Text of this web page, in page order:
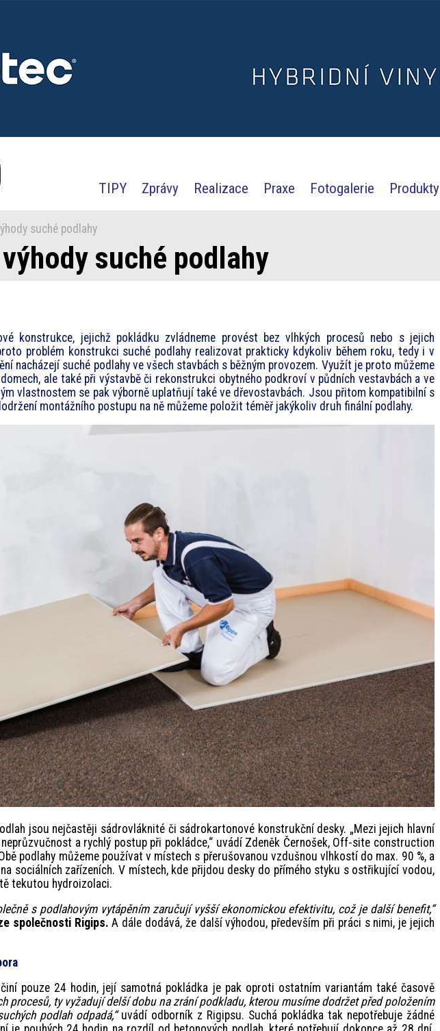
TIPY Zprávy Realizace Praxe Fotogalerie Produkty
suché podlahy
suché podlahy
konstrukce, jejichž pokládku zvládneme provést bez vlhkých procesů nebo s jejich
problém konstrukci suché podlahy realizovat prakticky kdykoliv během roku, tedy i v
nacházejí suché podlahy ve všech stavbách s běžným provozem. Využít je proto můžeme
ale také při výstavbě či rekonstrukci obytného podkroví v půdních vestavbách a ve
vlastnostem se pak výborně uplatňují také ve dřevostavbách. Jsou přitom kompatibilní s
montážního postupu na ně můžeme položit téměř jakýkoliv druh finální podlahy.
jsou nejčastěji sádrovláknité či sádrokartonové konstrukční desky. „Mezi jejich hlavní
a rychlý postup při pokládce,“ uvádí Zdeněk Černošek, Off-site construction
podlahy můžeme používat v místech s přerušovanou vzdušnou vlhkostí do max. 90 %, a
sociálních zařízeních. V místech, kde přijdou desky do přímého styku s ostřikující vodou,
tekutou hydroizolaci.
s podlahovým vytápěním zaručují vyšší ekonomickou efektivitu, což je další benefit,“
společnosti Rigips. A dále dodává, že další výhodou, především při práci s nimi, je jejich
pouze 24 hodin, její samotná pokládka je pak oproti ostatním variantám také časově
procesů, ty vyžadují delší dobu na zrání podkladu, kterou musíme dodržet před položením
podlah odpadá,“uvádí odborník z Rigipsu. Suchá pokládka tak nepotřebuje žádné